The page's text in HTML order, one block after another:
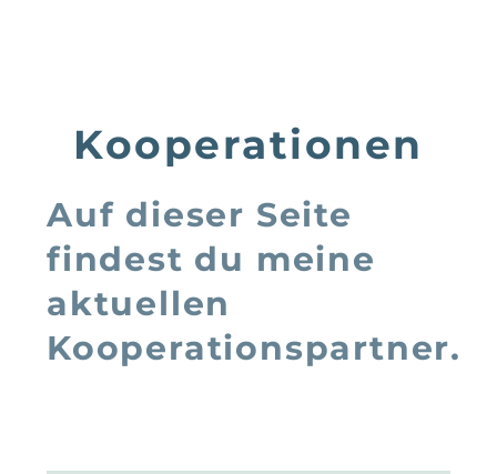
Kooperationen
Auf dieser Seite
findest du meine
aktuellen
Kooperationspartner.